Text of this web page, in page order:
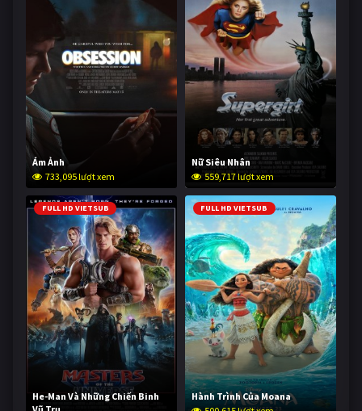
Ám Ảnh
733,095 lượt xem
Nữ Siêu Nhân
559,717 lượt xem
FULL HD VIETSUB
He-Man Và Những Chiến Binh
FULL HD VIETSUB
Hành Trình Của Moana